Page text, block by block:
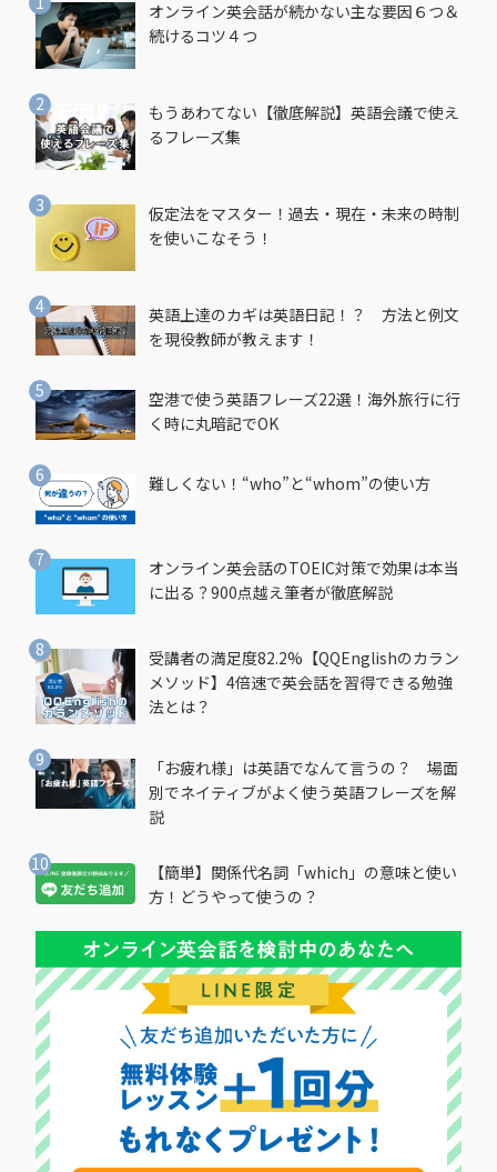
オンライン英会話が続かない主な要因６つ＆
続けるコツ４つ
もうあわてない【徹底解説】英語会議で使え
るフレーズ集
仮定法をマスター！過去・現在・未来の時制
を使いこなそう！
英語上達のカギは英語日記！？ 方法と例文
を現役教師が教えます！
空港で使う英語フレーズ22選！海外旅行に行
く時に丸暗記でOK
難しくない！“who”と“whom”の使い方
オンライン英会話のTOEIC対策で効果は本当
に出る？900点越え筆者が徹底解説
受講者の満足度82.2%【QQEnglishのカラン
メソッド】4倍速で英会話を習得できる勉強
法とは？
「お疲れ様」は英語でなんて言うの？ 場面
別でネイティブがよく使う英語フレーズを解
説
【簡単】関係代名詞「which」の意味と使い
方！どうやって使うの？